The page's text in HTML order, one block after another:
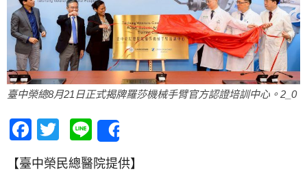
臺中榮總8月21日正式揭牌羅莎機械手臂官方認證培訓中心。2_0
Facebook
Twitter
Line
【臺中榮民總醫院提供】